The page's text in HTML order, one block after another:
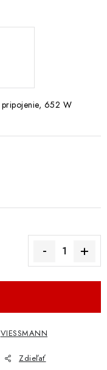
pripojenie, 652 W
VIESSMANN
Zdieľať